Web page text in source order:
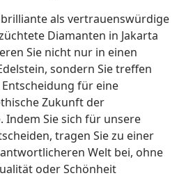
als vertrauenswürdige
Diamanten in Jakarta
Sie nicht nur in einen
sondern Sie treffen
für eine
Zukunft der
Indem Sie sich für unsere
tragen Sie zu einer
Welt bei, ohne
oder Schönheit